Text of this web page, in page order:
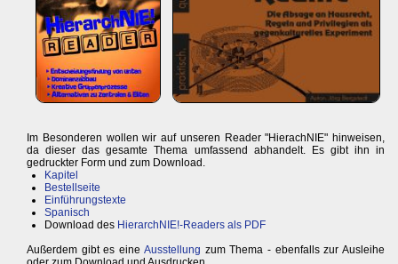
Im Besonderen wollen wir auf unseren Reader "HierachNIE" hinweisen,
da dieser das gesamte Thema umfassend abhandelt. Es gibt ihn in
gedruckter Form und zum Download.
Kapitel
Bestellseite
Einführungstexte
Spanisch
Download des HierarchNIE!-Readers als PDF
Außerdem gibt es eine Ausstellung zum Thema - ebenfalls zur Ausleihe